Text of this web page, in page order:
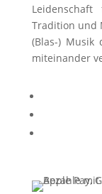
Tradition und
(Blas-) Musik
miteinander